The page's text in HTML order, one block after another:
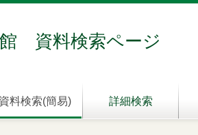
資料検索ページ
資料検索(簡易) 詳細検索